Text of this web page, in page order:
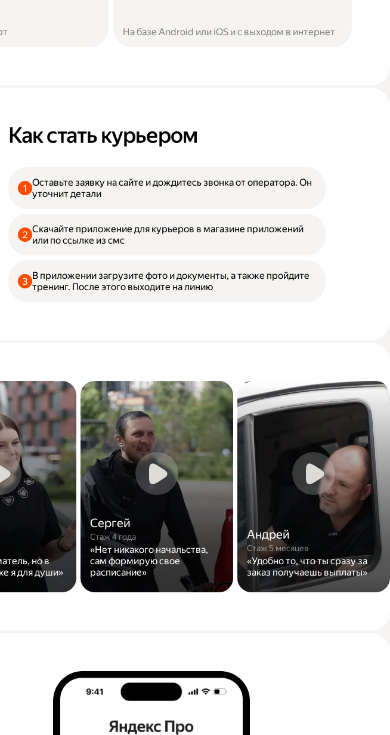
На базе Android или iOS и с выходом в интернет
Как стать курьером
Оставьте заявку на сайте и дождитесь звонка от оператора. Он
уточнит детали
Скачайте приложение для курьеров в магазине приложений
или по ссылке из смс
В приложении загрузите фото и документы, а также пройдите
тренинг. После этого выходите на линию
но в
я для души»
Сергей
Стаж 4 года
«Нет никакого начальства,
сам формирую свое
расписание»
Андрей
Стаж 5 месяцев
«Удобно то, что ты сразу за
заказ получаешь выплаты»